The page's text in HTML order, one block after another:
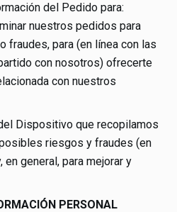
del Pedido para:
nuestros pedidos para
para (en línea con las
con nosotros) ofrecerte
con nuestros
Dispositivo que recopilamos
riesgos y fraudes (en
general, para mejorar y
PERSONAL